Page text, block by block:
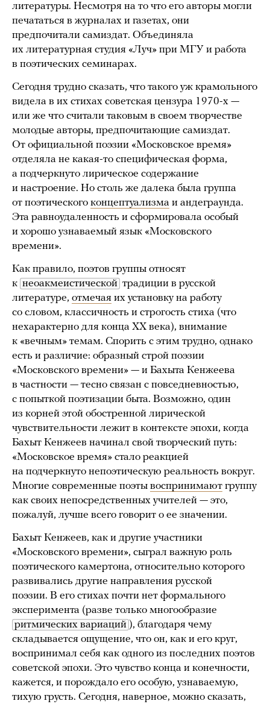
литературы. Несмотря на то что его авторы могли
печататься в журналах и газетах, они
предпочитали самиздат. Объединяла
их литературная студия «Луч» при МГУ и работа
в поэтических семинарах.
Сегодня трудно сказать, что такого уж крамольного
видела в их стихах советская цензура 1970-х —
или же что считали таковым в своем творчестве
молодые авторы, предпочитающие самиздат.
От официальной поэзии «Московское время»
отделяла не какая-то специфическая форма,
а подчеркнуто лирическое содержание
и настроение. Но столь же далека была группа
от поэтического концептуализма и андеграунда.
Эта равноудаленность и сформировала особый
и хорошо узнаваемый язык «Московского
времени».
Как правило, поэтов группы относят
к неоакмеистической традиции в русской
литературе, отмечая их установку на работу
со словом, классичность и строгость стиха (что
нехарактерно для конца XX века), внимание
к «вечным» темам. Спорить с этим трудно, однако
есть и различие: образный строй поэзии
«Московского времени» — и Бахыта Кенжеева
в частности — тесно связан с повседневностью,
с попыткой поэтизации быта. Возможно, один
из корней этой обостренной лирической
чувствительности лежит в контексте эпохи, когда
Бахыт Кенжеев начинал свой творческий путь:
«Московское время» стало реакцией
на подчеркнуто непоэтическую реальность вокруг.
Многие современные поэты воспринимают группу
как своих непосредственных учителей — это,
пожалуй, лучше всего говорит о ее значении.
Бахыт Кенжеев, как и другие участники
«Московского времени», сыграл важную роль
поэтического камертона, относительно которого
развивались другие направления русской
поэзии. В его стихах почти нет формального
эксперимента (разве только многообразие
ритмических вариаций ), благодаря чему
складывается ощущение, что он, как и его круг,
воспринимал себя как одного из последних поэтов
советской эпохи. Это чувство конца и конечности,
кажется, и порождало его особую, узнаваемую,
тихую грусть. Сегодня, наверное, можно сказать,